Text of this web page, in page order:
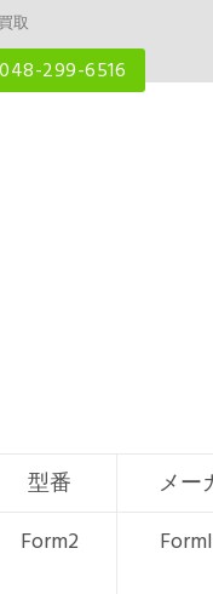
取
048-299-6516
型番
メー
Form2